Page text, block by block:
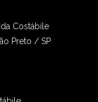
Costábile
Preto / SP